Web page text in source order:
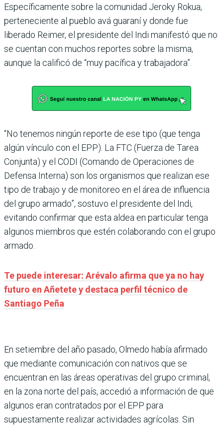
Específicamente sobre la comunidad Jeroky Rokua,
perteneciente al pueblo avá guaraní y donde fue
liberado Reimer, el presidente del Indi manifestó que no
se cuentan con muchos reportes sobre la misma,
aunque la calificó de “muy pacífica y trabajadora”.
“No tenemos ningún reporte de ese tipo (que tenga
algún vínculo con el EPP). La FTC (Fuerza de Tarea
Conjunta) y el CODI (Comando de Operaciones de
Defensa Interna) son los organismos que realizan ese
tipo de trabajo y de monitoreo en el área de influencia
del grupo armado”, sostuvo el presidente del Indi,
evitando confirmar que esta aldea en particular tenga
algunos miembros que estén colaborando con el grupo
armado.
Te puede interesar: Arévalo afirma que ya no hay
futuro en Añetete y destaca perfil técnico de
Santiago Peña
En setiembre del año pasado, Olmedo había afirmado
que mediante comunicación con nativos que se
encuentran en las áreas operativas del grupo criminal,
en la zona norte del país, accedió a información de que
algunos eran contratados por el EPP para
supuestamente realizar actividades agrícolas. Sin